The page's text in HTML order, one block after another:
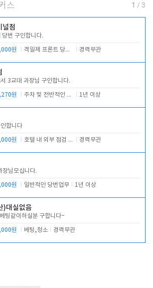
스 1 / 3
널점
당번 구인합니다.
원 격일제 프론트 당번 업무로 주차 및 객실 점검 경력무관
3교대 과장님 구인합니다.
원 주차 및 전반적인 당번업무 1년 이상
합니다
원 호텔 내 외부 점검 및 프런트 운영 경력무관
장님모십니다.
원 일반적인 당번업무 1년 이상
)대실없음
팅같이하실분 구합니다~
원 베팅,청소 경력무관